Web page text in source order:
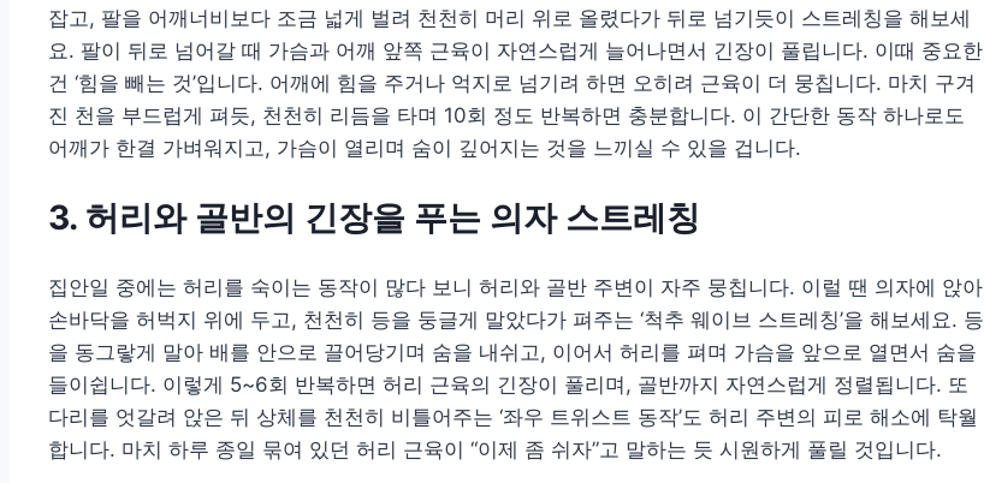
잡고, 팔을 어깨너비보다 조금 넓게 벌려 천천히 머리 위로 올렸다가 뒤로 넘기듯이 스트레칭을 해보세
요. 팔이 뒤로 넘어갈 때 가슴과 어깨 앞쪽 근육이 자연스럽게 늘어나면서 긴장이 풀립니다. 이때 중요한
건 ‘힘을 빼는 것’입니다. 어깨에 힘을 주거나 억지로 넘기려 하면 오히려 근육이 더 뭉칩니다. 마치 구겨
진 천을 부드럽게 펴듯, 천천히 리듬을 타며 10회 정도 반복하면 충분합니다. 이 간단한 동작 하나로도
어깨가 한결 가벼워지고, 가슴이 열리며 숨이 깊어지는 것을 느끼실 수 있을 겁니다.
3. 허리와 골반의 긴장을 푸는 의자 스트레칭
집안일 중에는 허리를 숙이는 동작이 많다 보니 허리와 골반 주변이 자주 뭉칩니다. 이럴 땐 의자에 앉아
손바닥을 허벅지 위에 두고, 천천히 등을 둥글게 말았다가 펴주는 ‘척추 웨이브 스트레칭’을 해보세요. 등
을 동그랗게 말아 배를 안으로 끌어당기며 숨을 내쉬고, 이어서 허리를 펴며 가슴을 앞으로 열면서 숨을
들이쉽니다. 이렇게 5~6회 반복하면 허리 근육의 긴장이 풀리며, 골반까지 자연스럽게 정렬됩니다. 또
다리를 엇갈려 앉은 뒤 상체를 천천히 비틀어주는 ‘좌우 트위스트 동작’도 허리 주변의 피로 해소에 탁월
합니다. 마치 하루 종일 묶여 있던 허리 근육이 “이제 좀 쉬자”고 말하는 듯 시원하게 풀릴 것입니다.